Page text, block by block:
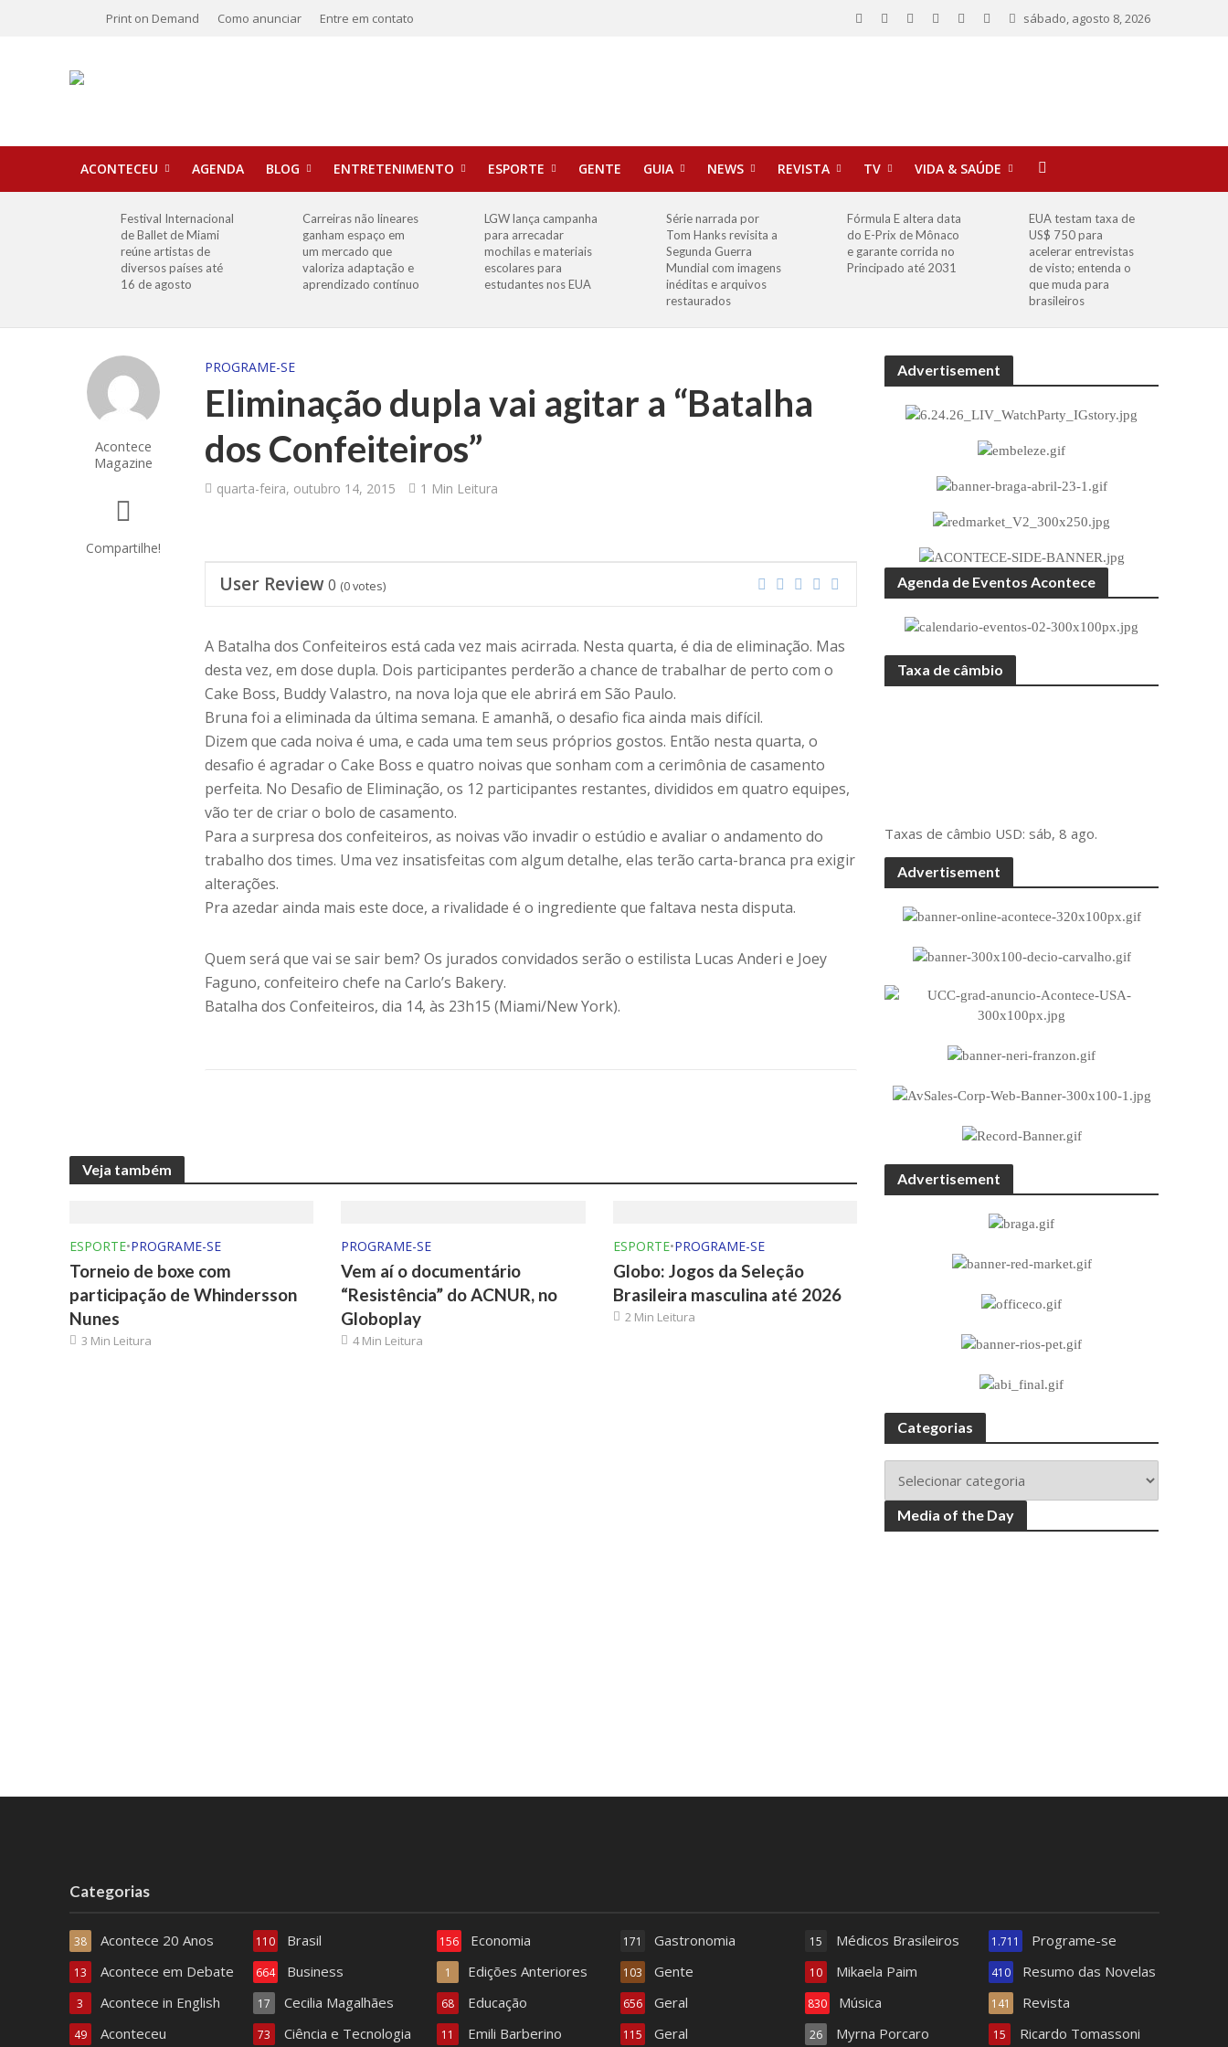
Print on Demand Como anunciar Entre em contato sábado, agosto 8, 2026
ACONTECEU AGENDA BLOG ENTRETENIMENTO ESPORTE GENTE GUIA NEWS REVISTA TV VIDA & SAÚDE
Festival Internacional
de Ballet de Miami
reúne artistas de
diversos países até
16 de agosto
Carreiras não lineares
ganham espaço em
um mercado que
valoriza adaptação e
aprendizado contínuo
LGW lança campanha
para arrecadar
mochilas e materiais
escolares para
estudantes nos EUA
Série narrada por
Tom Hanks revisita a
Segunda Guerra
Mundial com imagens
inéditas e arquivos
restaurados
Fórmula E altera data
do E-Prix de Mônaco
e garante corrida no
Principado até 2031
EUA testam taxa de
US$ 750 para
acelerar entrevistas
de visto; entenda o
que muda para
brasileiros
Acontece
Magazine
Compartilhe!
PROGRAME-SE
Eliminação dupla vai agitar a “Batalha
dos Confeiteiros”
quarta-feira, outubro 14, 2015 1 Min Leitura
User Review0 (0votes)
A Batalha dos Confeiteiros está cada vez mais acirrada. Nesta quarta, é dia de eliminação. Mas
desta vez, em dose dupla. Dois participantes perderão a chance de trabalhar de perto com o
Cake Boss, Buddy Valastro, na nova loja que ele abrirá em São Paulo.
Bruna foi a eliminada da última semana. E amanhã, o desafio fica ainda mais difícil.
Dizem que cada noiva é uma, e cada uma tem seus próprios gostos. Então nesta quarta, o
desafio é agradar o Cake Boss e quatro noivas que sonham com a cerimônia de casamento
perfeita. No Desafio de Eliminação, os 12 participantes restantes, divididos em quatro equipes,
vão ter de criar o bolo de casamento.
Para a surpresa dos confeiteiros, as noivas vão invadir o estúdio e avaliar o andamento do
trabalho dos times. Uma vez insatisfeitas com algum detalhe, elas terão carta-branca pra exigir
alterações.
Pra azedar ainda mais este doce, a rivalidade é o ingrediente que faltava nesta disputa.
Quem será que vai se sair bem? Os jurados convidados serão o estilista Lucas Anderi e Joey
Faguno, confeiteiro chefe na Carlo’s Bakery.
Batalha dos Confeiteiros, dia 14, às 23h15 (Miami/New York).
Veja também
ESPORTE•PROGRAME-SE
Torneio de boxe com
participação de Whindersson
Nunes
3 Min Leitura
PROGRAME-SE
Vem aí o documentário
“Resistência” do ACNUR, no
Globoplay
4 Min Leitura
ESPORTE•PROGRAME-SE
Globo: Jogos da Seleção
Brasileira masculina até 2026
2 Min Leitura
Advertisement
Agenda de Eventos Acontece
Taxa de câmbio
Taxas de câmbio USD: sáb, 8 ago.
Advertisement
Advertisement
Categorias
Media of the Day
Categorias
Acontece 20 Anos
38
Acontece em Debate
13
Acontece in English
3
Aconteceu
49
Brasil
110
Business
664
Cecilia Magalhães
17
Ciência e Tecnologia
73
Economia
156
Edições Anteriores
1
Educação
68
Emili Barberino
11
Gastronomia
171
Gente
103
Geral
656
Geral
115
Médicos Brasileiros
15
Mikaela Paim
10
Música
830
Myrna Porcaro
26
Programe-se
1.711
Resumo das Novelas
410
Revista
141
Ricardo Tomassoni
15